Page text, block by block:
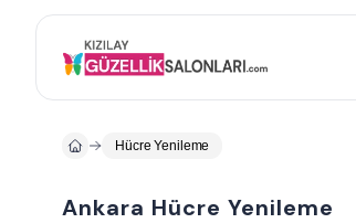
Hücre Yenileme
Ankara Hücre Yenileme